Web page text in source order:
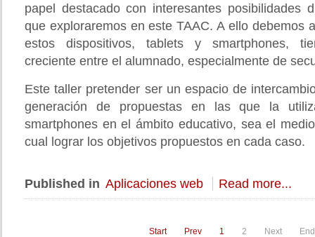
papel destacado con interesantes posibilidades
que exploraremos en este TAAC. A ello debemos
estos dispositivos, tablets y smartphones,
creciente entre el alumnado, especialmente de
Este taller pretender ser un espacio de
generación de propuestas en las que la
smartphones en el ámbito educativo, sea el
cual lograr los objetivos propuestos en cada caso.
Published in Aplicaciones web Read more...
Start Prev 1 2 Next End